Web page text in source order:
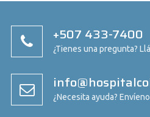
+507 433-7400
¿Tienes una pregunta?
¿Necesita ayuda?